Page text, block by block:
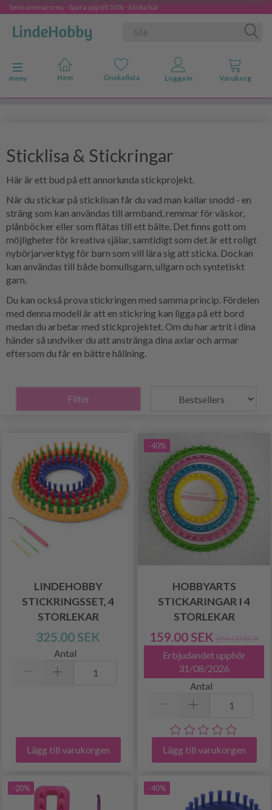
Sensommarsrea - Spara upp till 50% - klicka här
Ändra navigering
meny
Sticklisa & Stickringar
Här är ett bud på ett annorlunda stickprojekt.
När du stickar på sticklisan får du vad man kallar snodd - en
sträng som kan användas till armband, remmar för väskor,
plånböcker eller som flätas till ett bälte. Det finns gott om
möjligheter för kreativa själar, samtidigt som det är ett roligt
nybörjarverktyg för barn som vill lära sig att sticka. Dockan
kan användas till både bomullsgarn, ullgarn och syntetiskt
garn.
Du kan också prova stickringen med samma princip. Fördelen
med denna modell är att en stickring kan ligga på ett bord
medan du arbetar med stickprojektet. Om du har artrit i dina
händer så undviker du att anstränga dina axlar och armar
eftersom du får en bättre hållning.
Filter
LINDEHOBBY
STICKRINGSSET, 4
STORLEKAR
325.00 SEK
Antal
Lägg till varukorgen
-40%
HOBBYARTS
STICKARINGAR I 4
STORLEKAR
159.00 SEK 265.00 SEK
Erbjudandet upphör
31/08/2026
Antal
Lägg till varukorgen
-20% -40%